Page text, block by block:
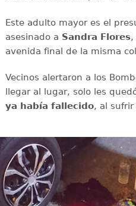
Este adulto mayor es el
asesinado a Sandra Flores,
avenida final de la misma
Vecinos alertaron a los
llegar al lugar, solo les
ya había fallecido, al sufrir